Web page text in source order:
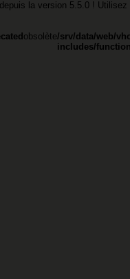
depuis la version 5.5.0 ! Utilisez
obsolète/srv/data/web/
includes/